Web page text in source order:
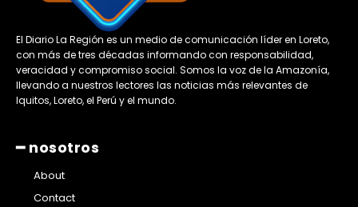
El Diario La Región es un medio de comunicación líder en Loreto,
con más de tres décadas informando con responsabilidad,
veracidad y compromiso social. Somos la voz de la Amazonía,
llevando a nuestros lectores las noticias más relevantes de
Iquitos, Loreto, el Perú y el mundo.
━ nosotros
About
Contact